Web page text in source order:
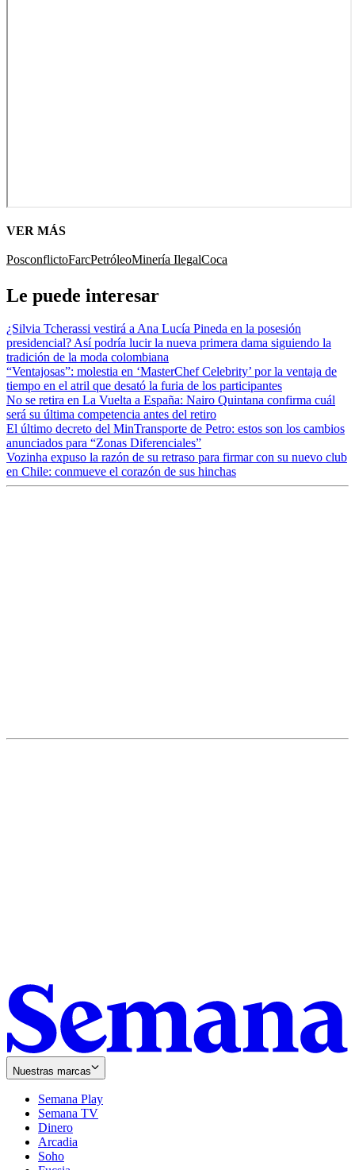
VER MÁS
PosconflictoFarcPetróleoMinería IlegalCoca
Le puede interesar
¿Silvia Tcherassi vestirá a Ana Lucía Pineda en la posesión
presidencial? Así podría lucir la nueva primera dama siguiendo la
tradición de la moda colombiana
“Ventajosas”: molestia en ‘MasterChef Celebrity’ por la ventaja de
tiempo en el atril que desató la furia de los participantes
No se retira en La Vuelta a España: Nairo Quintana confirma cuál
será su última competencia antes del retiro
El último decreto del MinTransporte de Petro: estos son los cambios
anunciados para “Zonas Diferenciales”
Vozinha expuso la razón de su retraso para firmar con su nuevo club
en Chile: conmueve el corazón de sus hinchas
Nuestras marcas
Semana Play
Semana TV
Dinero
Arcadia
Soho